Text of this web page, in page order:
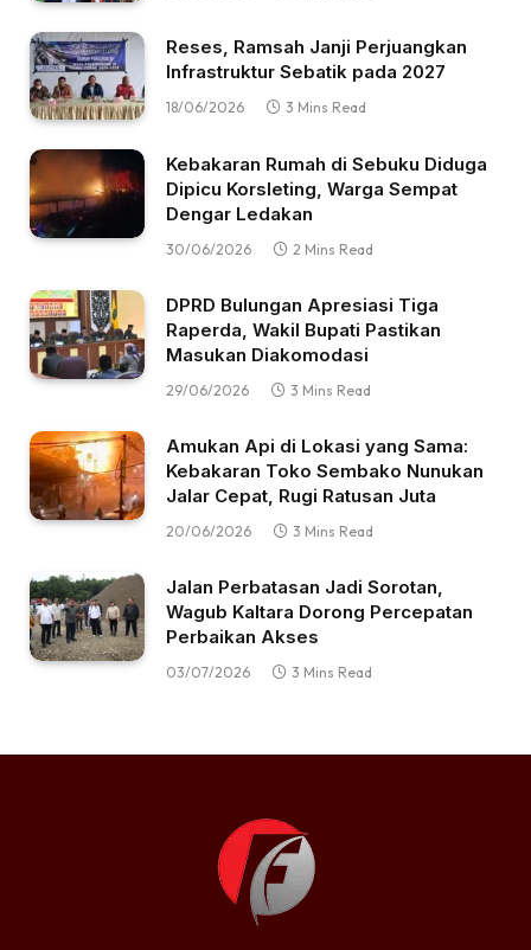
Reses, Ramsah Janji Perjuangkan
Infrastruktur Sebatik pada 2027
18/06/2026 3 Mins Read
Kebakaran Rumah di Sebuku Diduga
Dipicu Korsleting, Warga Sempat
Dengar Ledakan
30/06/2026 2 Mins Read
DPRD Bulungan Apresiasi Tiga
Raperda, Wakil Bupati Pastikan
Masukan Diakomodasi
29/06/2026 3 Mins Read
Amukan Api di Lokasi yang Sama:
Kebakaran Toko Sembako Nunukan
Jalar Cepat, Rugi Ratusan Juta
20/06/2026 3 Mins Read
Jalan Perbatasan Jadi Sorotan,
Wagub Kaltara Dorong Percepatan
Perbaikan Akses
03/07/2026 3 Mins Read